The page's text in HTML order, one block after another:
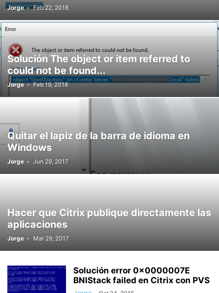
Jorge - Feb 22, 2018
Solución The object or item referred to
could not be found...
Jorge - Feb 19, 2018
Quitar el lapiz de la barra de idioma en
Windows
Jorge - Jun 29, 2017
Hacer que Citrix publique directamente las
aplicaciones
Jorge - Mar 29, 2017
Solución error 0x0000007E
BNIStack failed en Citrix con PVS